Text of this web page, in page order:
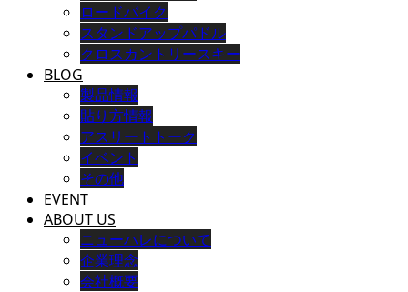
ロードバイク
スタンドアップパドル
クロスカントリースキー
BLOG
製品情報
貼り方情報
アスリートトーク
イベント
その他
EVENT
ABOUT US
ニューハレについて
企業理念
会社概要